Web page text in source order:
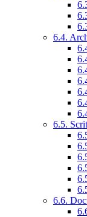
6.4.
6.5.
6.6.